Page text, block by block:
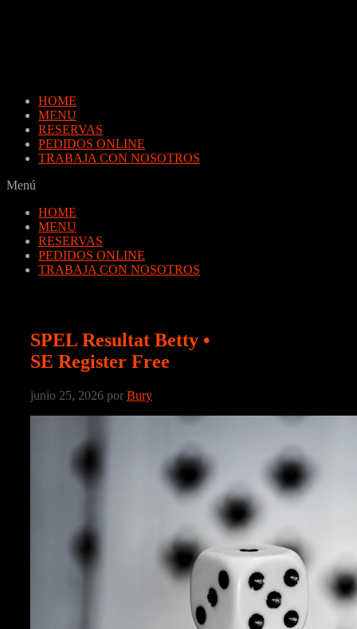
HOME
MENU
RESERVAS
PEDIDOS ONLINE
TRABAJA CON NOSOTROS
Menú
HOME
MENU
RESERVAS
PEDIDOS ONLINE
TRABAJA CON NOSOTROS
SPEL Resultat Betty •
SE Register Free
junio 25, 2026 por Bury